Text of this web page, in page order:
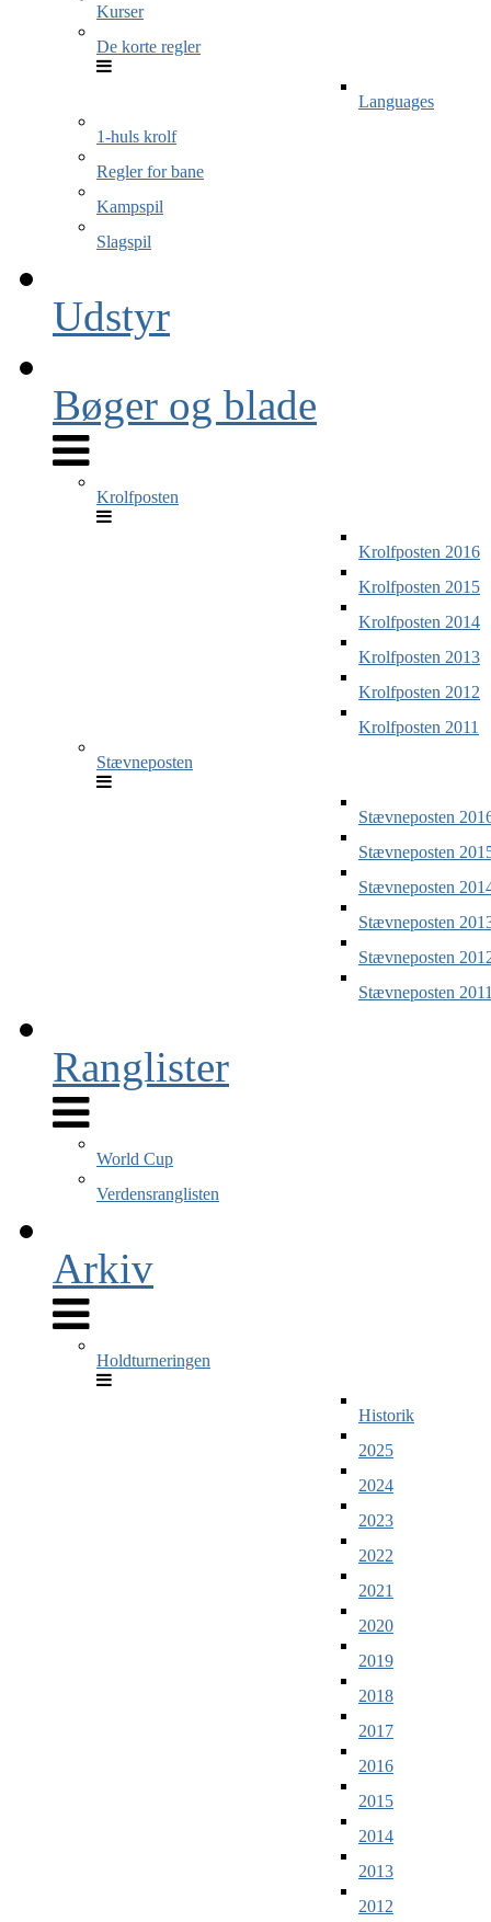
Kurser
De korte regler
Languages
1-huls krolf
Regler for bane
Kampspil
Slagspil
Udstyr
Bøger og blade
Krolfposten
Krolfposten 2016
Krolfposten 2015
Krolfposten 2014
Krolfposten 2013
Krolfposten 2012
Krolfposten 2011
Stævneposten
Stævneposten
Stævneposten
Stævneposten
Stævneposten
Stævneposten
Stævneposten
Ranglister
World Cup
Verdensranglisten
Arkiv
Holdturneringen
Historik
2025
2024
2023
2022
2021
2020
2019
2018
2017
2016
2015
2014
2013
2012